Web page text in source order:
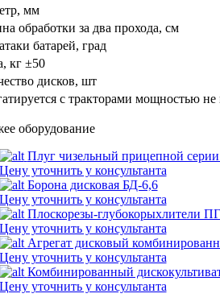
мм
обработки за два прохода, см
батарей, град
кг ±50
дисков, шт
с тракторами мощностью не
оборудование
Плуг чизельный прицепной
Цену уточнить у консультанта
Борона дисковая БД-6,6
Цену уточнить у консультанта
Плоскорезы-глубокорыхлители
Цену уточнить у консультанта
Агрегат дисковый
Цену уточнить у консультанта
Комбинированный
Цену уточнить у консультанта